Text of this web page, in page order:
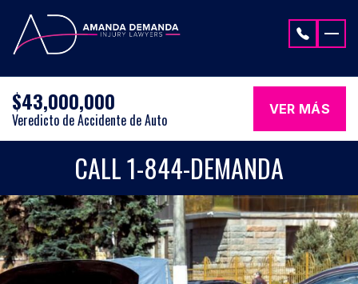
$43,000,000
Veredicto de Accidente de Auto
VER MÁS
CALL 1-844-DEMANDA